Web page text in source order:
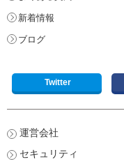
新着情報
ブログ
Twitter
運営会社
セキュリティ